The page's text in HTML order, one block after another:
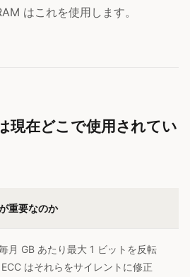
はこれを使用します。
現在どこで使用されてい
重要なのか
月 GB あたり最大 1 ビットを反転
はそれらをサイレントに修正